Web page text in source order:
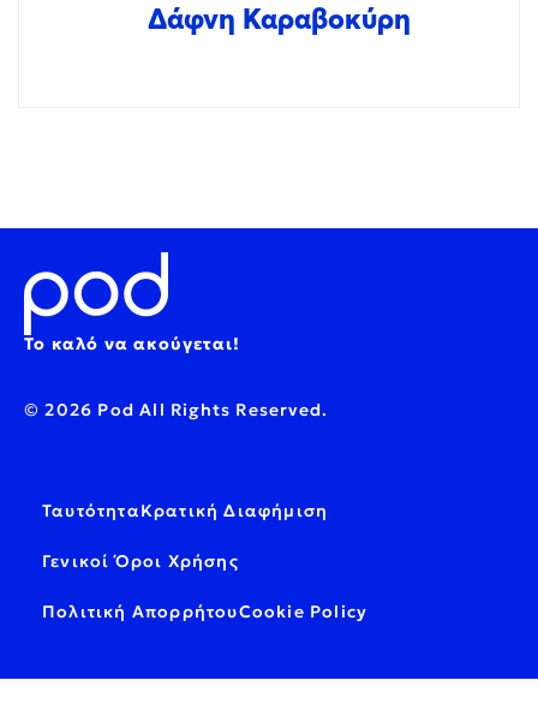
Δάφνη Καραβοκύρη
Το καλό να ακούγεται!
© 2026 Pod All Rights Reserved.
ΤαυτότηταΚρατική Διαφήμιση
Γενικοί Όροι Χρήσης
Πολιτική ΑπορρήτουCookie Policy